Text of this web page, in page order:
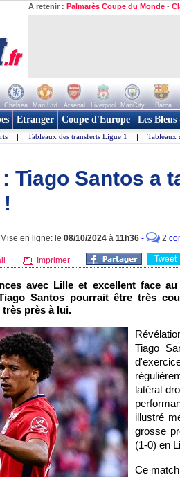
A retenir : Palmarès Coupe du Monde -
Chelsea Man Utd Arsenal Liverpool ManCity Barca
Etranger Coupe d'Europe Les
| Tableaux des transferts Ligue 1 | Tableaux
Tiago Santos a
en ligne: le 08/10/2024 à 11h36 - 2
Imprimer Tweet
avec Lille et excellent face
Santos pourrait être très
très près à lui.
Tiago
latéral
illustré
grosse
(1-0) en
Ce